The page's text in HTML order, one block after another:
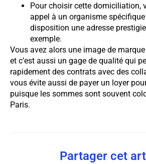
Pour choisir cette domiciliation,
appel à un organisme
disposition une adresse
exemple.
Vous avez alors une image de
et c’est aussi un gage de qualité qui
rapidement des contrats avec des
vous évite aussi de payer un loyer
puisque les sommes sont souvent
Paris.
Partager cet